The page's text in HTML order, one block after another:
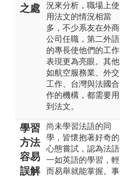
之處
況來分析，職場上使
用法文的情況相當
多，不少系友在外商
公司任職，第二外語
的專長使他們的工作
表現更為亮眼。其他
如航空服務業、外交
工作、台灣與法國合
作的機構，都需要用
到法文。
學習
方法
容易
誤解
尚未學習法語的同
學，皆懷抱著好奇的
心態嘗試，認為法語
一如英語的學習，輕
而易舉就能掌握。事